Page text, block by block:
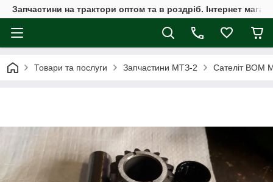
Запчастини на трактори оптом та в роздріб. Інтернет
Товари та послуги Запчастини МТЗ-2 Сателіт ВОМ